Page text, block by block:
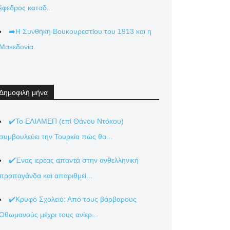
καταδ...
➡️Η Συνθήκη Βουκουρεστίου του 1913 και η
Μακεδονία.
μήνα
✔️Το ΕΛΙΑΜΕΠ (επί Θάνου Ντόκου)
την Τουρκία πώς θα...
✔️Ένας ιερέας απαντά στην ανθελληνική
και απαριθμεί...
✔️Κρυφό Σχολειό: Από τους βάρβαρους
μέχρι τους ανίερ...